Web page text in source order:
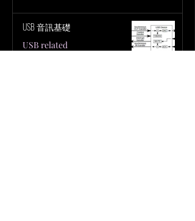
USB 音訊基礎
USB related